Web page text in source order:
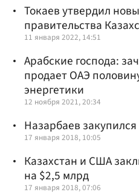
Токаев утвердил
правительства
11 января 2022, 14:51
Арабские господа:
продает ОАЭ
энергетики
12 ноября 2021, 20:34
Назарбаев
17 января 2018, 10:05
Казахстан и США
на $2,5 млрд
17 января 2018, 07:06